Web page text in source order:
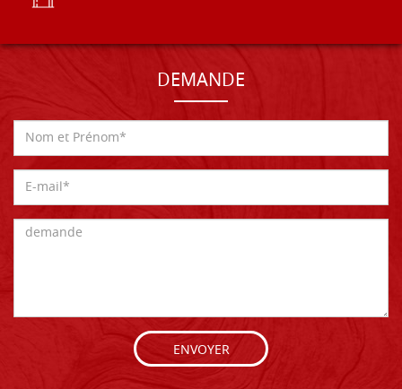
DEMANDE
ENVOYER